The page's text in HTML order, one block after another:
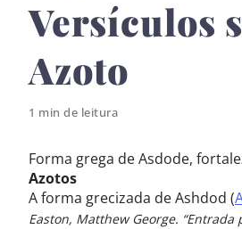
Versículos
Azoto
1 min de leitura
Forma grega de Asdode,
Azotos
A forma grecizada de Ashdod (
Easton, Matthew George. “Entrada